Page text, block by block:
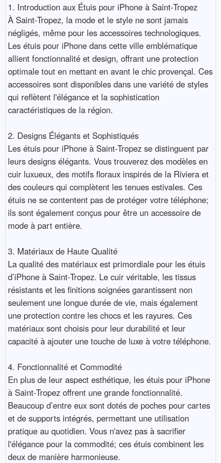
1. Introduction aux Étuis pour iPhone à Saint-Tropez
À Saint-Tropez, la mode et le style ne sont jamais
négligés, même pour les accessoires technologiques.
Les étuis pour iPhone dans cette ville emblématique
allient fonctionnalité et design, offrant une protection
optimale tout en mettant en avant le chic provençal. Ces
accessoires sont disponibles dans une variété de styles
qui reflètent l'élégance et la sophistication
caractéristiques de la région.
2. Designs Élégants et Sophistiqués
Les étuis pour iPhone à Saint-Tropez se distinguent par
leurs designs élégants. Vous trouverez des modèles en
cuir luxueux, des motifs floraux inspirés de la Riviera et
des couleurs qui complètent les tenues estivales. Ces
étuis ne se contentent pas de protéger votre téléphone;
ils sont également conçus pour être un accessoire de
mode à part entière.
3. Matériaux de Haute Qualité
La qualité des matériaux est primordiale pour les étuis
d’iPhone à Saint-Tropez. Le cuir véritable, les tissus
résistants et les finitions soignées garantissent non
seulement une longue durée de vie, mais également
une protection contre les chocs et les rayures. Ces
matériaux sont choisis pour leur durabilité et leur
capacité à ajouter une touche de luxe à votre téléphone.
4. Fonctionnalité et Commodité
En plus de leur aspect esthétique, les étuis pour iPhone
à Saint-Tropez offrent une grande fonctionnalité.
Beaucoup d’entre eux sont dotés de poches pour cartes
et de supports intégrés, permettant une utilisation
pratique au quotidien. Vous n'avez pas à sacrifier
l'élégance pour la commodité; ces étuis combinent les
deux de manière harmonieuse.